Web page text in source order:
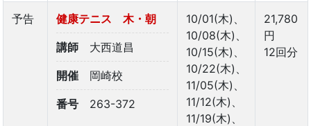
予告 健康テニス 木・朝
講師 大西道昌
開催 岡崎校
番号 263-372
10/01(木)、
10/08(木)、
10/15(木)、
10/22(木)、
11/05(木)、
11/12(木)、
11/19(木)、
21,780
円
12回分